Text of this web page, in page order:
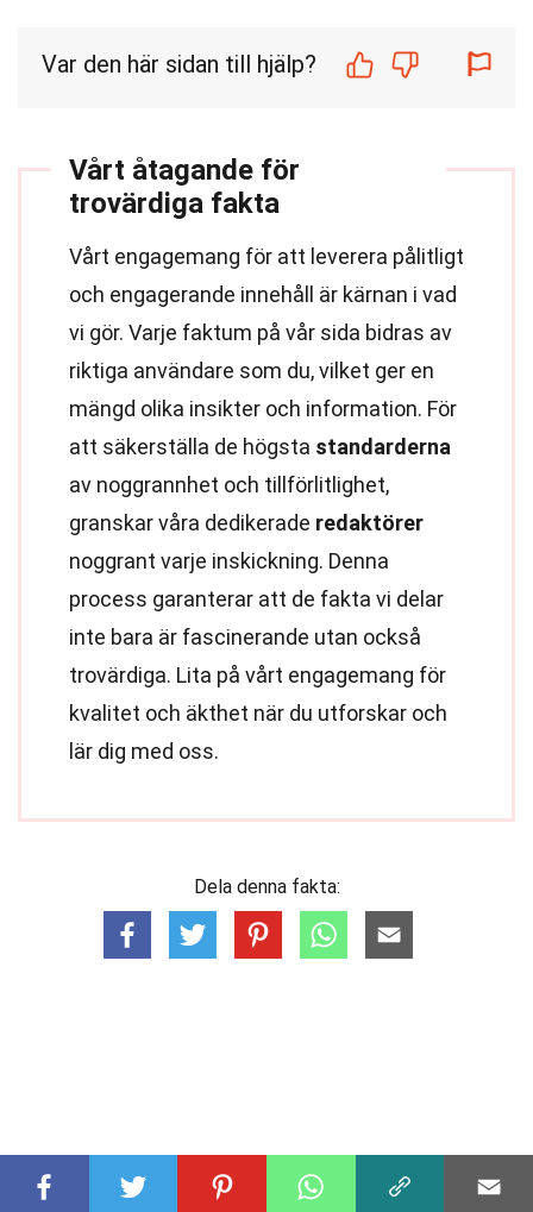
Var den här sidan till hjälp?
Vårt åtagande för
trovärdiga fakta
Vårt engagemang för att leverera pålitligt
och engagerande innehåll är kärnan i vad
vi gör. Varje faktum på vår sida bidras av
riktiga användare som du, vilket ger en
mängd olika insikter och information. För
att säkerställa de högsta standarderna
av noggrannhet och tillförlitlighet,
granskar våra dedikerade redaktörer
noggrant varje inskickning. Denna
process garanterar att de fakta vi delar
inte bara är fascinerande utan också
trovärdiga. Lita på vårt engagemang för
kvalitet och äkthet när du utforskar och
lär dig med oss.
Dela denna fakta: